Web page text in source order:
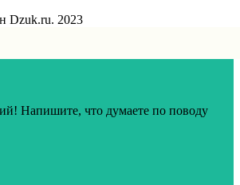
Dzuk.ru. 2023
Напишите, что думаете по поводу